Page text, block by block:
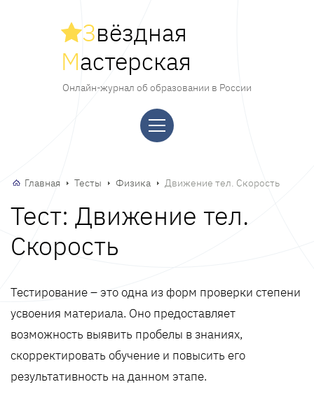
Звёздная
Мастерская
Онлайн-журнал об образовании в России
Главная Тесты Физика Движение тел. Скорость
Тест: Движение тел.
Скорость
Тестирование – это одна из форм проверки степени
усвоения материала. Оно предоставляет
возможность выявить пробелы в знаниях,
скорректировать обучение и повысить его
результативность на данном этапе.